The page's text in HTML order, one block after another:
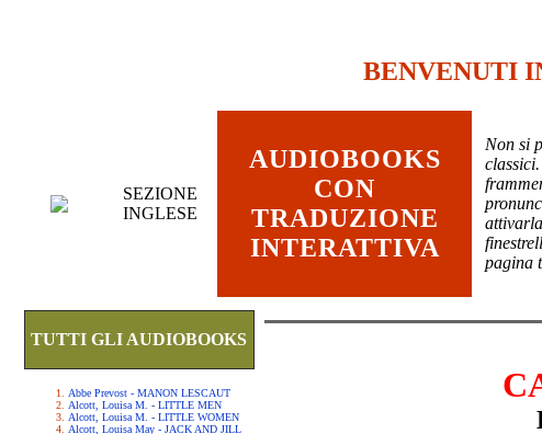
BENVENUTI
SEZIONE
INGLESE
AUDIOBOOKS
CON
TRADUZIONE
INTERATTIVA
Non si
pagina
TUTTI GLI AUDIOBOOKS
Abbe Prevost - MANON LESCAUT
Alcott, Louisa M. - LITTLE MEN
Alcott, Louisa M. - LITTLE WOMEN
Alcott, Louisa May - JACK AND JILL